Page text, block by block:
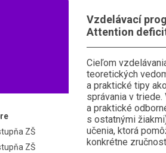
ZŠ
ZŠ
Vzdelávací
Attention
Cieľom
teoretických
a praktické tipy
správania v
a praktické
s ostatnými
učenia, ktorá
konkrétne